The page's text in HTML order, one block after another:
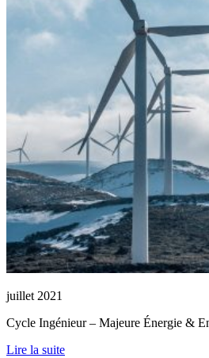
juillet 2021
Cycle Ingénieur – Majeure Énergie &
Lire la suite